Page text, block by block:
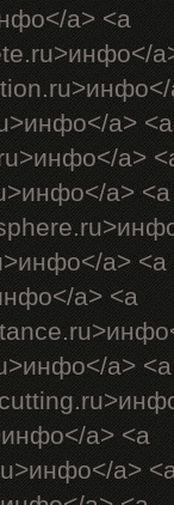
a> <a
a> <a
a>
a> <a
a> <a
a> <a
a> <a
a> <a
a>